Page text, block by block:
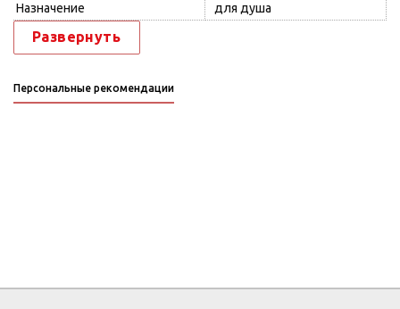
Назначение
для душа
Развернуть
Персональные рекомендации